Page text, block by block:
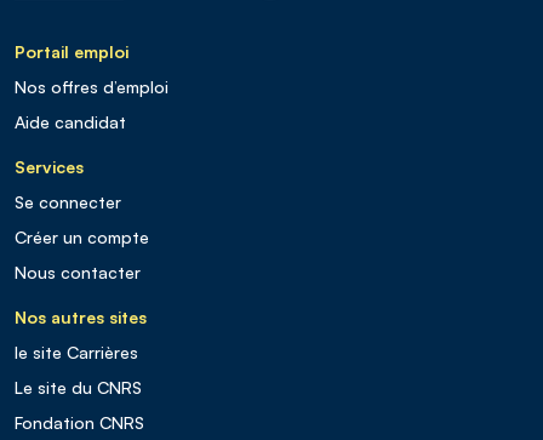
Portail emploi
Nos offres d’emploi
Aide candidat
Services
Se connecter
Créer un compte
Nous contacter
Nos autres sites
le site Carrières
Le site du CNRS
Fondation CNRS